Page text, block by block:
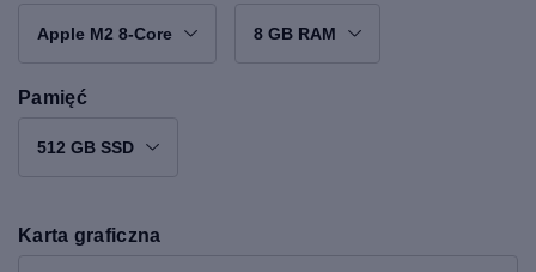
Apple M2 8-Core 8 GB RAM
Pamięć
512 GB SSD
Karta graficzna